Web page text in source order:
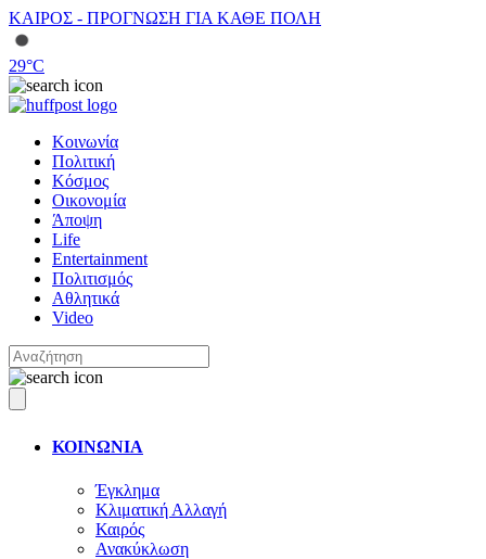
ΚΑΙΡΟΣ - ΠΡΟΓΝΩΣΗ ΓΙΑ ΚΑΘΕ ΠΟΛΗ
29°C
Κοινωνία
Πολιτική
Κόσμος
Οικονομία
Άποψη
Life
Entertainment
Πολιτισμός
Αθλητικά
Video
ΚΟΙΝΩΝΙΑ
Έγκλημα
Κλιματική Αλλαγή
Καιρός
Ανακύκλωση